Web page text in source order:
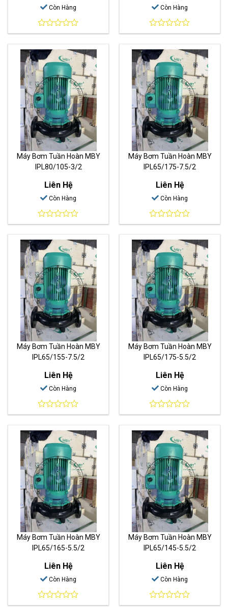
Còn Hàng
0
out
of
5
Còn Hàng
0
out
of
5
Máy Bơm Tuần Hoàn MBY
IPL80/105-3/2
Liên Hệ
Còn Hàng
0
out
of
5
Máy Bơm Tuần Hoàn MBY
IPL65/175-7.5/2
Liên Hệ
Còn Hàng
0
out
of
5
Máy Bơm Tuần Hoàn MBY
IPL65/155-7.5/2
Liên Hệ
Còn Hàng
0
out
of
5
Máy Bơm Tuần Hoàn MBY
IPL65/175-5.5/2
Liên Hệ
Còn Hàng
0
out
of
5
Máy Bơm Tuần Hoàn MBY
IPL65/165-5.5/2
Liên Hệ
Còn Hàng
0
Máy Bơm Tuần Hoàn MBY
IPL65/145-5.5/2
Liên Hệ
Còn Hàng
0